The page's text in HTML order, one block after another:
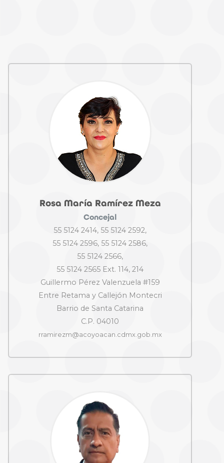
Rosa María Ramírez Meza
Concejal
55 5124 2414, 55 5124 2592,
55 5124 2596, 55 5124 2586,
55 5124 2566,
55 5124 2565 Ext. 114, 214
Guillermo Pérez Valenzuela #159
Entre Retama y Callejón Montecri
Barrio de Santa Catarina
C.P. 04010
rramirezm@acoyoacan.cdmx.gob.mx